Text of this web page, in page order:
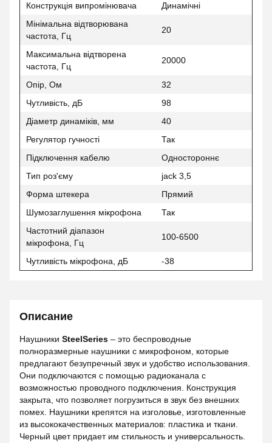
Конструкція випромінювача
Динамічні
Мінімальна відтворювана
частота, Гц
20
Максимальна відтворена
частота, Гц
20000
Опір, Ом
32
Чутливість, дБ
98
Діаметр динаміків, мм
40
Регулятор гучності
Так
Підключення кабелю
Одностороннє
Тип роз'єму
jack 3,5
Форма штекера
Прямий
Шумозаглушення мікрофона
Так
Частотний діапазон
мікрофона, Гц
100-6500
Чутливість мікрофона, дБ -38
Описание
Наушники SteelSeries – это беспроводные
полноразмерные наушники с микрофоном, которые
предлагают безупречный звук и удобство использования.
Они подключаются с помощью радиоканала с
возможностью проводного подключения. Конструкция
закрыта, что позволяет погрузиться в звук без внешних
помех. Наушники крепятся на изголовье, изготовленные
из высококачественных материалов: пластика и ткани.
Черный цвет придает им стильность и универсальность.